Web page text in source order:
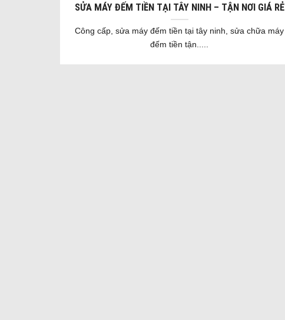
SỬA MÁY ĐẾM TIỀN TẠI TÂY NINH – TẬN NƠI GIÁ RẺ
Công cấp, sửa máy đếm tiền tại tây ninh, sửa chữa máy
đếm tiền tận.....